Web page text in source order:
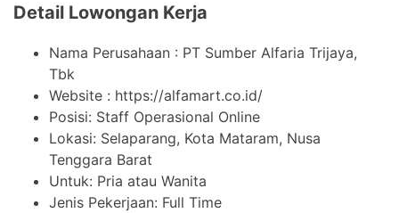
Detail Lowongan Kerja
Nama Perusahaan : PT Sumber Alfaria Trijaya,
Tbk
Website : https://alfamart.co.id/
Posisi: Staff Operasional Online
Lokasi: Selaparang, Kota Mataram, Nusa
Tenggara Barat
Untuk: Pria atau Wanita
Jenis Pekerjaan: Full Time